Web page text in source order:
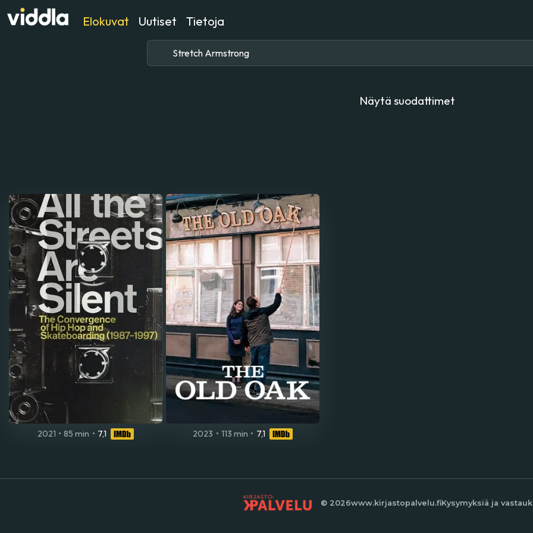
Elokuvat Uutiset Tietoja
Näytä suodattimet
2021 • 85 min • 7,1 2023 • 113 min • 7,1
© 2026www.kirjastopalvelu.fiKysymyksiä ja